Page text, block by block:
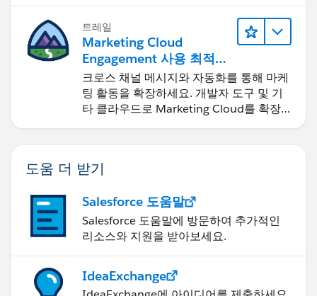
트레일
Marketing Cloud
Engagement 사용 최적화
및 확장
크로스 채널 메시지와 자동화를 통해 마케
팅 활동을 확장하세요. 개발자 도구 및 기
타 클라우드로 Marketing Cloud를 확장
도움 더 받기
Salesforce 도움말
Salesforce 도움말에 방문하여 추가적인
리소스와 지원을 받아보세요.
IdeaExchange